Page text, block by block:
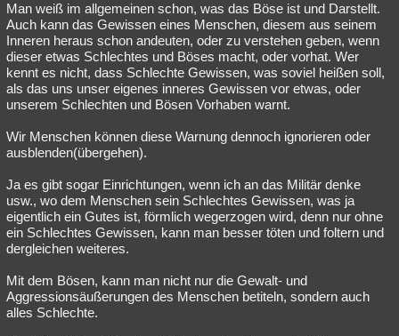
Man weiß im allgemeinen schon, was das Böse ist und Darstellt.
Auch kann das Gewissen eines Menschen, diesem aus seinem
Inneren heraus schon andeuten, oder zu verstehen geben, wenn
dieser etwas Schlechtes und Böses macht, oder vorhat. Wer
kennt es nicht, dass Schlechte Gewissen, was soviel heißen soll,
als das uns unser eigenes inneres Gewissen vor etwas, oder
unserem Schlechten und Bösen Vorhaben warnt.
Wir Menschen können diese Warnung dennoch ignorieren oder
ausblenden(übergehen).
Ja es gibt sogar Einrichtungen, wenn ich an das Militär denke
usw., wo dem Menschen sein Schlechtes Gewissen, was ja
eigentlich ein Gutes ist, förmlich wegerzogen wird, denn nur ohne
ein Schlechtes Gewissen, kann man besser töten und foltern und
dergleichen weiteres.
Mit dem Bösen, kann man nicht nur die Gewalt- und
Aggressionsäußerungen des Menschen betiteln, sondern auch
alles Schlechte.